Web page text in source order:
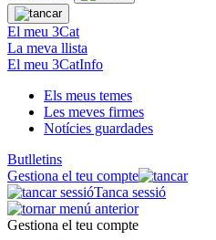
El meu 3Cat
La meva llista
El meu 3CatInfo
Els meus temes
Les meves firmes
Notícies guardades
Butlletins
Gestiona el teu compte
Tanca sessió
Gestiona el teu compte